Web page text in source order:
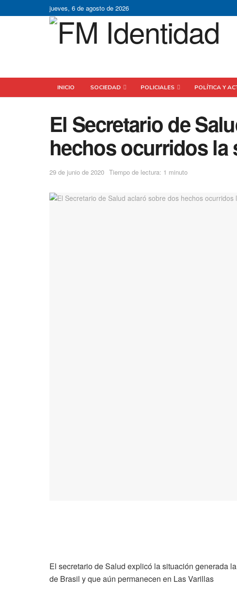
jueves, 6 de agosto de 2026
INICIO SOCIEDAD POLICIALES POLÍTICA Y
El Secretario de
hechos ocurridos la
29 de junio de 2020 Tiempo de lectura: 1 minuto
El secretario de Salud explicó la situación generada
de Brasil y que aún permanecen en Las Varillas